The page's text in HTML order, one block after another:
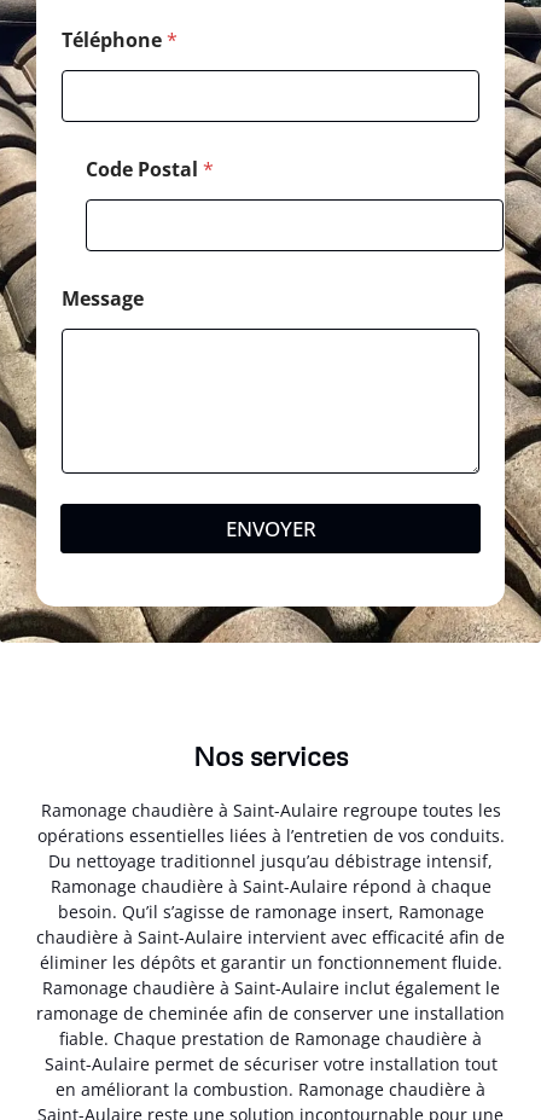
h
Téléphone*
Code Postal *
Message
ENVOYER
Nos services
Ramonage chaudière à Saint-Aulaire regroupe toutes les
opérations essentielles liées à l’entretien de vos conduits.
Du nettoyage traditionnel jusqu’au débistrage intensif,
Ramonage chaudière à Saint-Aulaire répond à chaque
besoin. Qu’il s’agisse de ramonage insert, Ramonage
chaudière à Saint-Aulaire intervient avec efficacité afin de
éliminer les dépôts et garantir un fonctionnement fluide.
Ramonage chaudière à Saint-Aulaire inclut également le
ramonage de cheminée afin de conserver une installation
fiable. Chaque prestation de Ramonage chaudière à
Saint-Aulaire permet de sécuriser votre installation tout
en améliorant la combustion. Ramonage chaudière à
Saint-Aulaire reste une solution incontournable pour une